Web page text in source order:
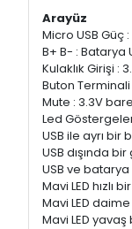
Arayüz
Micro USB Güç
B+ B- : Batarya
Kulaklık Girişi :
Buton
Mute : 3.3V
Led
USB ile ayrı bir
USB dışında
USB ve
Mavi LED hızlı
Mavi LED
Mavi LED